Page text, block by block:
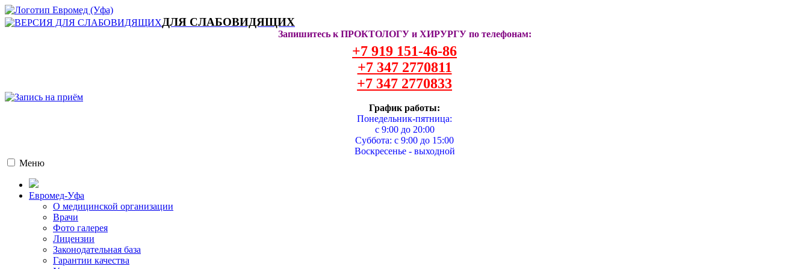
ДЛЯ СЛАБОВИДЯЩИХ
Запишитесь к ПРОКТОЛОГУ и ХИРУРГУ по телефонам:
+7 919 151-46-86
+7 347 2770811
+7 347 2770833
График работы:
Понедельник-пятница:
с 9:00 до 20:00
Суббота: с 9:00 до 15:00
Воскресенье - выходной
Меню
Евромед-Уфа
О медицинской организации
Врачи
Фото галерея
Лицензии
Законодательная база
Гарантии качества